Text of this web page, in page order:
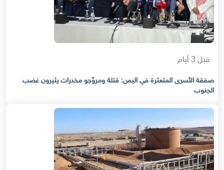
قبل 3 أيام
صفقة الأسرى المتعثرة في اليمن: قتلة ومروّجو مخدرات يثيرون غضب
الجنوب